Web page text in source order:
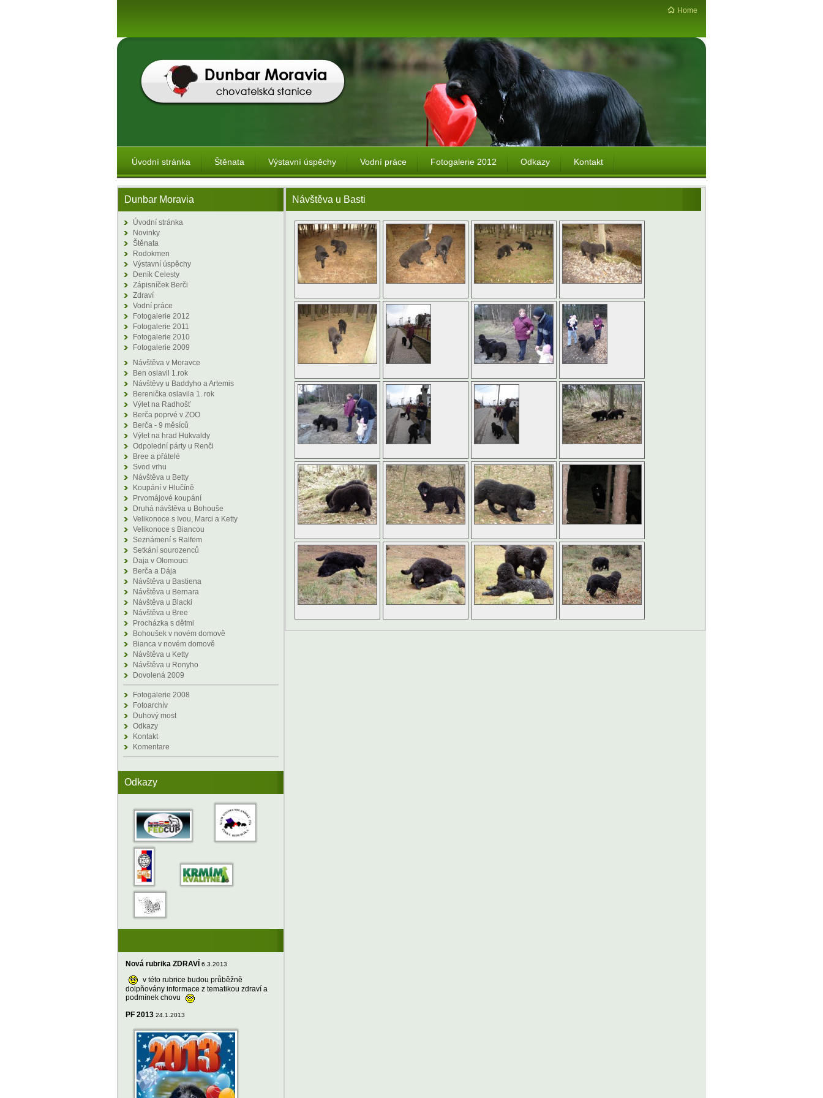
Home
Úvodní stránka Štěnata Výstavní úspěchy Vodní práce Fotogalerie 2012 Odkazy Kontakt
Dunbar Moravia
Úvodní stránka
Novinky
Štěnata
Rodokmen
Výstavní úspěchy
Deník Celesty
Zápisníček Berči
Zdraví
Vodní práce
Fotogalerie 2012
Fotogalerie 2011
Fotogalerie 2010
Fotogalerie 2009
Návštěva v Moravce
Ben oslavil 1.rok
Návštěvy u Baddyho a Artemis
Berenička oslavila 1. rok
Výlet na Radhošť
Berča poprvé v ZOO
Berča - 9 měsíců
Výlet na hrad Hukvaldy
Odpolední párty u Renči
Bree a přátelé
Svod vrhu
Návštěva u Betty
Koupání v Hlučíně
Prvomájové koupání
Druhá návštěva u Bohouše
Velikonoce s Ivou, Marci a Ketty
Velikonoce s Biancou
Seznámení s Ralfem
Setkání sourozenců
Daja v Olomouci
Berča a Dája
Návštěva u Bastiena
Návštěva u Bernara
Návštěva u Blacki
Návštěva u Bree
Procházka s dětmi
Bohoušek v novém domově
Bianca v novém domově
Návštěva u Ketty
Návštěva u Ronyho
Dovolená 2009
Fotogalerie 2008
Fotoarchív
Duhový most
Odkazy
Kontakt
Komentare
Odkazy
Nová rubrika ZDRAVÍ 6.3.2013
v této rubrice budou průběžně
dolpňovány informace z tematikou zdraví a
podmínek chovu
PF 2013 24.1.2013
Návštěva u Basti